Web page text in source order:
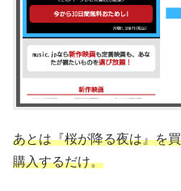
あとは『桜が降る夜は』を
購入するだけ。